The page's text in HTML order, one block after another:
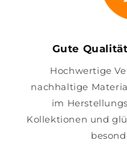
Gute
Hochwertige
nachhaltige
im
Kollektionen und